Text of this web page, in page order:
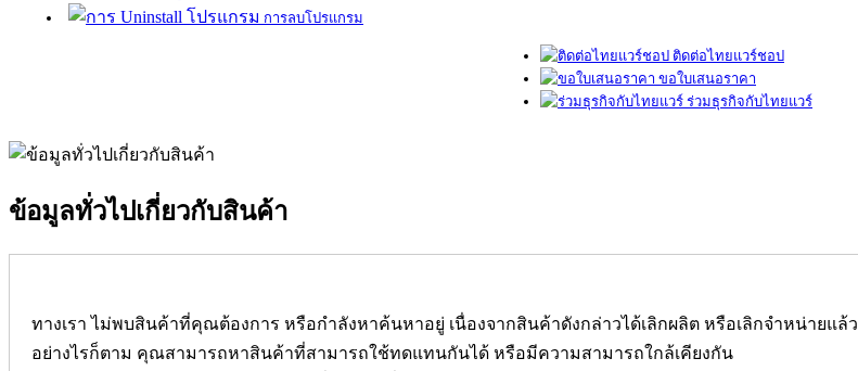
การลบโปรแกรม
ติดต่อไทยแวร์ชอป
ขอใบเสนอราคา
ร่วมธุรกิจกับไทยแวร์
ข้อมูลทั่วไปเกี่ยวกับสินค้า
ทางเรา ไม่พบสินค้าที่คุณต้องการ หรือกำลังหาค้นหาอยู่ เนื่องจากสินค้าดังกล่าวได้เลิกผลิต หรือเลิกจำหน่ายแล้ว
อย่างไรก็ตาม คุณสามารถหาสินค้าที่สามารถใช้ทดแทนกันได้ หรือมีความสามารถใกล้เคียงกัน